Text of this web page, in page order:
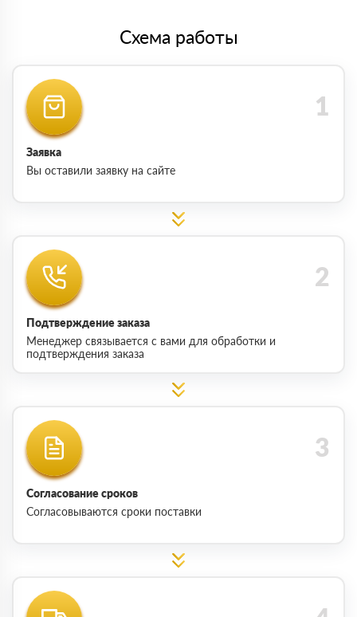
Схема работы
Заявка
Вы оставили заявку на сайте
Подтверждение заказа
Менеджер связывается с вами для обработки и
подтверждения заказа
Согласование сроков
Согласовываются сроки поставки